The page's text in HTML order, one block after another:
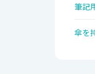
筆記
傘を